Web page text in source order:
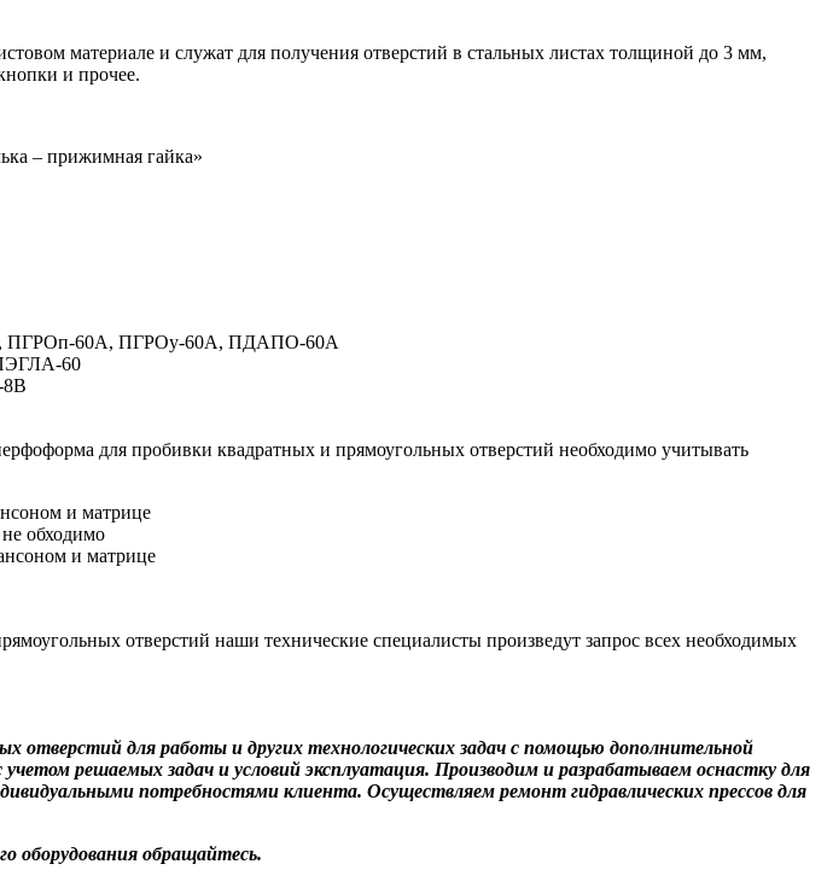
материале и служат для получения отверстий в стальных листах толщиной до 3 мм,
и прочее.
– прижимная гайка»
ПГРОп-60А, ПГРОу-60А, ПДАПО-60А
60
для пробивки квадратных и прямоугольных отверстий необходимо учитывать
и матрице
обходимо
и матрице
отверстий наши технические специалисты произведут запрос всех необходимых
отверстий для работы и других технологических задач с помощью дополнительной
решаемых задач и условий эксплуатация. Производим и разрабатываем оснастку для
потребностями клиента. Осуществляем ремонт гидравлических прессов для
оборудования обращайтесь.